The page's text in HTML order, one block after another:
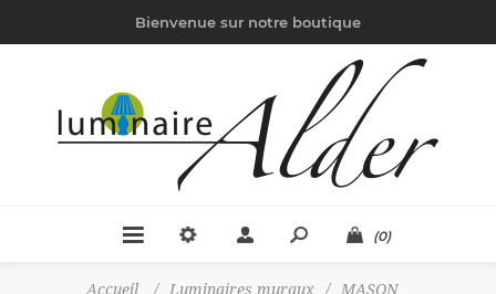
Bienvenue sur notre boutique
(0)
Accueil / Luminaires muraux / MASON